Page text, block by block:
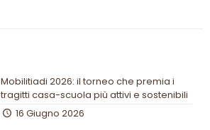
Mobilitiadi 2026: il torneo che premia i
tragitti casa-scuola più attivi e sostenibili
16 Giugno 2026